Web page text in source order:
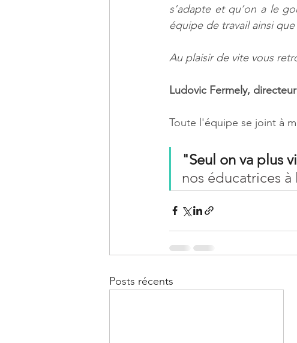
s’adapte et qu’on a le
équipe de travail ainsi
Au plaisir de vite vous
Ludovic Fermely,
Toute l'équipe se joint à
"Seul on va plus
nos éducatrices
Posts récents